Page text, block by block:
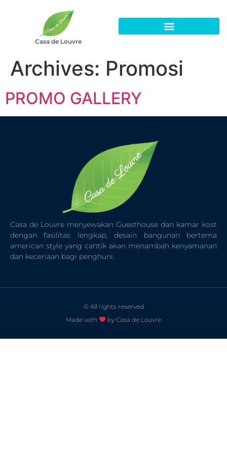
Casa de Louvre
Archives: Promosi
PROMO GALLERY
Casa de Louvre menyewakan Guesthouse dan kamar kost
dengan fasilitas lengkap, desain bangunan bertema
american style yang cantik akan menambah kenyamanan
dan keceriaan bagi penghuni.
© All rights reserved
Made with
by Casa de Louvre